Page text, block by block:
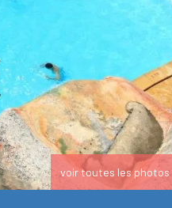
voir toutes les photos